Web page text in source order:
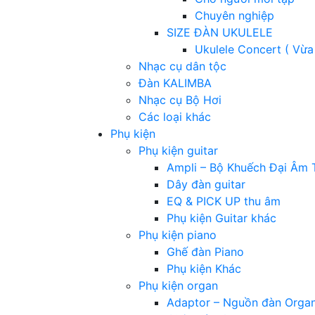
Chuyên nghiệp
SIZE ĐÀN UKULELE
Ukulele Concert ( Vừa
Nhạc cụ dân tộc
Đàn KALIMBA
Nhạc cụ Bộ Hơi
Các loại khác
Phụ kiện
Phụ kiện guitar
Ampli – Bộ Khuếch Đại Âm
Dây đàn guitar
EQ & PICK UP thu âm
Phụ kiện Guitar khác
Phụ kiện piano
Ghế đàn Piano
Phụ kiện Khác
Phụ kiện organ
Adaptor – Nguồn đàn